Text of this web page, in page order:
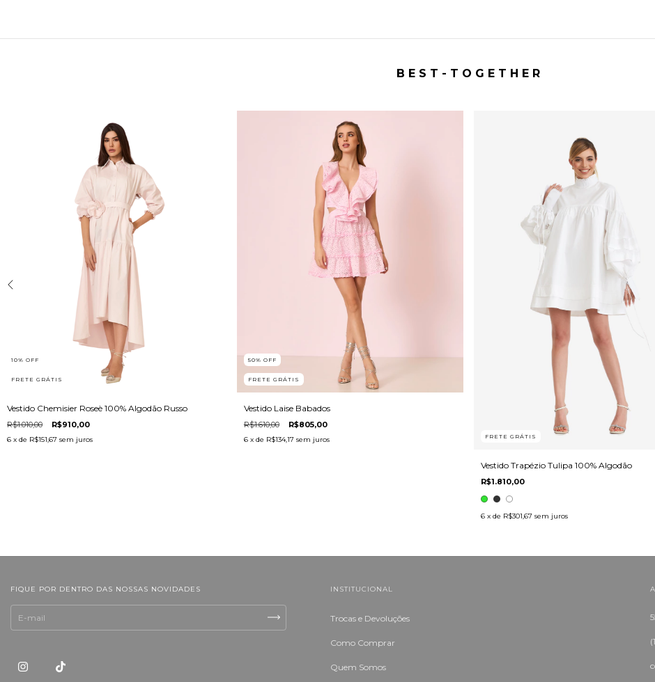
B E S T - T O G E T H E R
10% OFF
FRETE GRÁTIS
Vestido Chemisier Roseè 100% Algodão Russo
R$1.010,00 R$910,00
6 x de R$151,67 sem juros
50% OFF
FRETE GRÁTIS
Vestido Laise Babados
R$1.610,00 R$805,00
6 x de R$134,17 sem juros FRETE GRÁTIS
Vestido Trapézio Tulipa 100% Algodão
R$1.810,00
6 x de R$301,67 sem juros
FIQUE POR DENTRO DAS NOSSAS NOVIDADES INSTITUCIONAL
Trocas e Devoluções
Como Comprar
Quem Somos